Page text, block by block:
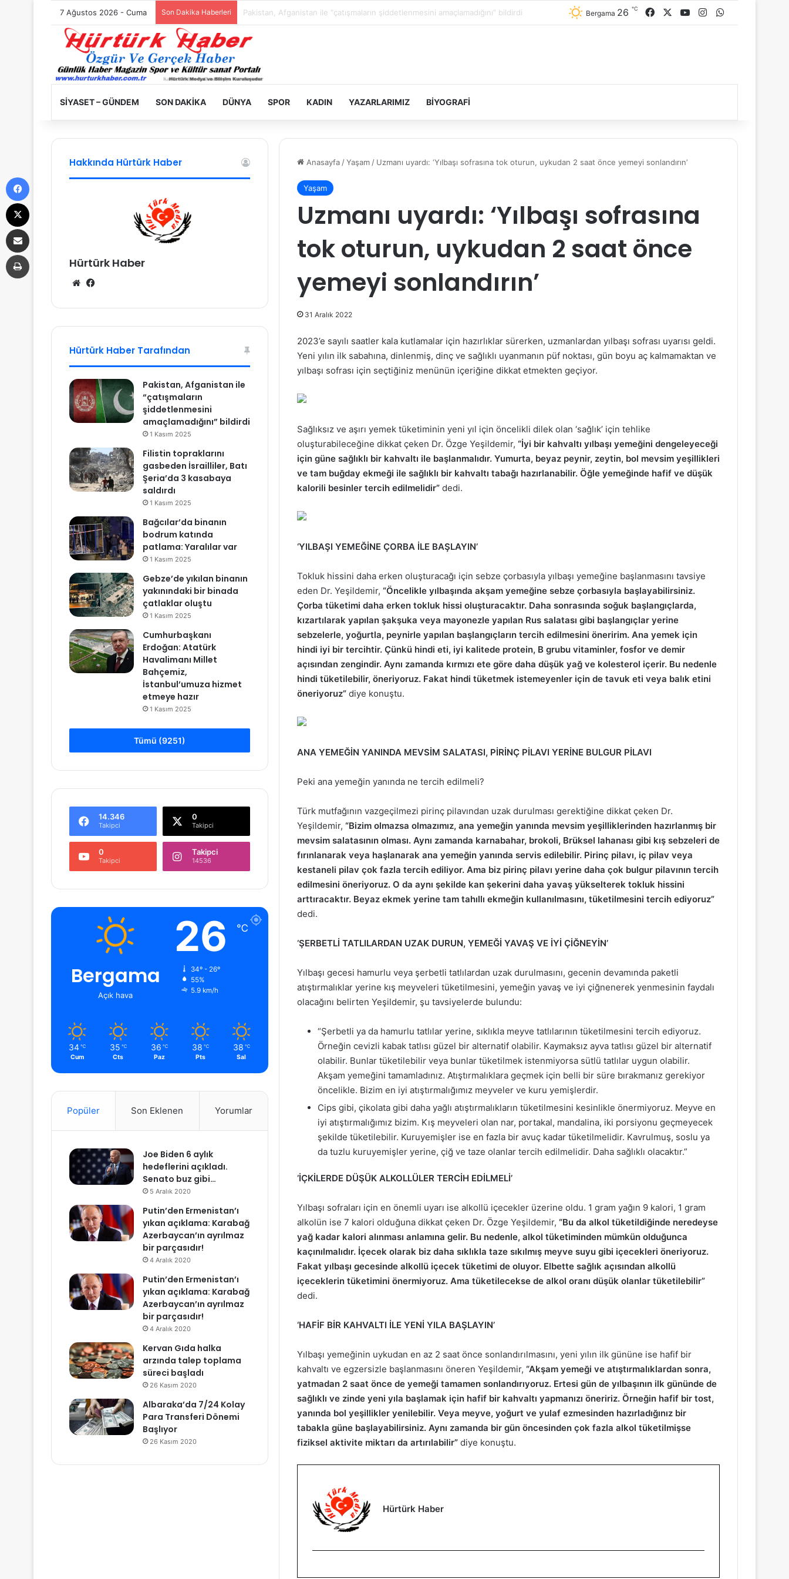
7 Ağustos 2026 - Cuma Son Dakika Haberleri Filistin topraklarını gasbeden İsrailliler, Batı Şeria’da 3 kasabaya saldırdı Bergama 26 ℃ Facebook YouTubeInstagram
SIYASET – GÜNDEM SON DAKIKA DÜNYA SPOR KADIN YAZARLARIMIZ BIYOGRAFI
Anasayfa /Yaşam / Uzmanı uyardı: ‘Yılbaşı sofrasına tok oturun, uykudan 2 saat önce yemeyi sonlandırın’
Yaşam
Uzmanı uyardı: ‘Yılbaşı sofrasına
tok oturun, uykudan 2 saat önce
yemeyi sonlandırın’
31 Aralık 2022
2023’e sayılı saatler kala kutlamalar için hazırlıklar sürerken, uzmanlardan yılbaşı sofrası uyarısı geldi.
Yeni yılın ilk sabahına, dinlenmiş, dinç ve sağlıklı uyanmanın püf noktası, gün boyu aç kalmamaktan ve
yılbaşı sofrası için seçtiğiniz menünün içeriğine dikkat etmekten geçiyor.
Sağlıksız ve aşırı yemek tüketiminin yeni yıl için öncelikli dilek olan ‘sağlık’ için tehlike
oluşturabileceğine dikkat çeken Dr. Özge Yeşildemir, “İyi bir kahvaltı yılbaşı yemeğini dengeleyeceği
için güne sağlıklı bir kahvaltı ile başlanmalıdır. Yumurta, beyaz peynir, zeytin, bol mevsim yeşillikleri
ve tam buğday ekmeği ile sağlıklı bir kahvaltı tabağı hazırlanabilir. Öğle yemeğinde hafif ve düşük
kalorili besinler tercih edilmelidir” dedi.
‘YILBAŞI YEMEĞİNE ÇORBA İLE BAŞLAYIN’
Tokluk hissini daha erken oluşturacağı için sebze çorbasıyla yılbaşı yemeğine başlanmasını tavsiye
eden Dr. Yeşildemir, “Öncelikle yılbaşında akşam yemeğine sebze çorbasıyla başlayabilirsiniz.
Çorba tüketimi daha erken tokluk hissi oluşturacaktır. Daha sonrasında soğuk başlangıçlarda,
kızartılarak yapılan şakşuka veya mayonezle yapılan Rus salatası gibi başlangıçlar yerine
sebzelerle, yoğurtla, peynirle yapılan başlangıçların tercih edilmesini öneririm. Ana yemek için
hindi iyi bir tercihtir. Çünkü hindi eti, iyi kalitede protein, B grubu vitaminler, fosfor ve demir
açısından zengindir. Aynı zamanda kırmızı ete göre daha düşük yağ ve kolesterol içerir. Bu nedenle
hindi tüketilebilir, öneriyoruz. Fakat hindi tüketmek istemeyenler için de tavuk eti veya balık etini
öneriyoruz” diye konuştu.
ANA YEMEĞİN YANINDA MEVSİM SALATASI, PİRİNÇ PİLAVI YERİNE BULGUR PİLAVI
Peki ana yemeğin yanında ne tercih edilmeli?
Türk mutfağının vazgeçilmezi pirinç pilavından uzak durulması gerektiğine dikkat çeken Dr.
Yeşildemir, “Bizim olmazsa olmazımız, ana yemeğin yanında mevsim yeşilliklerinden hazırlanmış bir
mevsim salatasının olması. Aynı zamanda karnabahar, brokoli, Brüksel lahanası gibi kış sebzeleri de
fırınlanarak veya haşlanarak ana yemeğin yanında servis edilebilir. Pirinç pilavı, iç pilav veya
kestaneli pilav çok fazla tercih ediliyor. Ama biz pirinç pilavı yerine daha çok bulgur pilavının tercih
edilmesini öneriyoruz. O da aynı şekilde kan şekerini daha yavaş yükselterek tokluk hissini
arttıracaktır. Beyaz ekmek yerine tam tahıllı ekmeğin kullanılmasını, tüketilmesini tercih ediyoruz”
dedi.
‘ŞERBETLİ TATLILARDAN UZAK DURUN, YEMEĞİ YAVAŞ VE İYİ ÇİĞNEYİN’
Yılbaşı gecesi hamurlu veya şerbetli tatlılardan uzak durulmasını, gecenin devamında paketli
atıştırmalıklar yerine kış meyveleri tüketilmesini, yemeğin yavaş ve iyi çiğnenerek yenmesinin faydalı
olacağını belirten Yeşildemir, şu tavsiyelerde bulundu:
“Şerbetli ya da hamurlu tatlılar yerine, sıklıkla meyve tatlılarının tüketilmesini tercih ediyoruz.
Örneğin cevizli kabak tatlısı güzel bir alternatif olabilir. Kaymaksız ayva tatlısı güzel bir alternatif
olabilir. Bunlar tüketilebilir veya bunlar tüketilmek istenmiyorsa sütlü tatlılar uygun olabilir.
Akşam yemeğini tamamladınız. Atıştırmalıklara geçmek için belli bir süre bırakmanız gerekiyor
öncelikle. Bizim en iyi atıştırmalığımız meyveler ve kuru yemişlerdir.
Cips gibi, çikolata gibi daha yağlı atıştırmalıkların tüketilmesini kesinlikle önermiyoruz. Meyve en
iyi atıştırmalığımız bizim. Kış meyveleri olan nar, portakal, mandalina, iki porsiyonu geçmeyecek
şekilde tüketilebilir. Kuruyemişler ise en fazla bir avuç kadar tüketilmelidir. Kavrulmuş, soslu ya
da tuzlu kuruyemişler yerine, çiğ ve taze olanlar tercih edilmelidir. Daha sağlıklı olacaktır.”
‘İÇKİLERDE DÜŞÜK ALKOLLÜLER TERCİH EDİLMELİ’
Yılbaşı sofraları için en önemli uyarı ise alkollü içecekler üzerine oldu. 1 gram yağın 9 kalori, 1 gram
alkolün ise 7 kalori olduğuna dikkat çeken Dr. Özge Yeşildemir, “Bu da alkol tüketildiğinde neredeyse
yağ kadar kalori alınması anlamına gelir. Bu nedenle, alkol tüketiminden mümkün olduğunca
kaçınılmalıdır. İçecek olarak biz daha sıklıkla taze sıkılmış meyve suyu gibi içecekleri öneriyoruz.
Fakat yılbaşı gecesinde alkollü içecek tüketimi de oluyor. Elbette sağlık açısından alkollü
içeceklerin tüketimini önermiyoruz. Ama tüketilecekse de alkol oranı düşük olanlar tüketilebilir”
dedi.
‘HAFİF BİR KAHVALTI İLE YENİ YILA BAŞLAYIN’
Yılbaşı yemeğinin uykudan en az 2 saat önce sonlandırılmasını, yeni yılın ilk gününe ise hafif bir
kahvaltı ve egzersizle başlanmasını öneren Yeşildemir, “Akşam yemeği ve atıştırmalıklardan sonra,
yatmadan 2 saat önce de yemeği tamamen sonlandırıyoruz. Ertesi gün de yılbaşının ilk gününde de
sağlıklı ve zinde yeni yıla başlamak için hafif bir kahvaltı yapmanızı öneririz. Örneğin hafif bir tost,
yanında bol yeşillikler yenilebilir. Veya meyve, yoğurt ve yulaf ezmesinden hazırladığınız bir
tabakla güne başlayabilirsiniz. Aynı zamanda bir gün öncesinden çok fazla alkol tüketilmişse
fiziksel aktivite miktarı da artırılabilir” diye konuştu.
Hürtürk Haber
Hakkında Hürtürk Haber
Hürtürk Haber
We
sit
esi
bo
ok
Hürtürk Haber Tarafından
Pakistan, Afganistan ile
“çatışmaların
şiddetlenmesini
amaçlamadığını” bildirdi
1 Kasım 2025
Filistin topraklarını
gasbeden İsrailliler, Batı
Şeria’da 3 kasabaya
saldırdı
1 Kasım 2025
Bağcılar’da binanın
bodrum katında
patlama: Yaralılar var
1 Kasım 2025
Gebze’de yıkılan binanın
yakınındaki bir binada
çatlaklar oluştu
1 Kasım 2025
Cumhurbaşkanı
Erdoğan: Atatürk
Havalimanı Millet
Bahçemiz,
İstanbul’umuza hizmet
etmeye hazır
1 Kasım 2025
Tümü (9251)
14.346
Takipci
0
Takipci
0
Takipci
Takipci
14536
Bergama
Açık hava
26 ℃
34º - 26º
55%
5.9 km/h
34 ℃
Cum
35 ℃
Cts
36 ℃
Paz
38 ℃
Pts
38 ℃
Sal
Popüler Son Eklenen Yorumlar
Joe Biden 6 aylık
hedeflerini açıkladı.
Senato buz gibi…
5 Aralık 2020
Putin’den Ermenistan’ı
yıkan açıklama: Karabağ
Azerbaycan’ın ayrılmaz
bir parçasıdır!
4 Aralık 2020
Putin’den Ermenistan’ı
yıkan açıklama: Karabağ
Azerbaycan’ın ayrılmaz
bir parçasıdır!
4 Aralık 2020
Kervan Gıda halka
arzında talep toplama
süreci başladı
26 Kasım 2020
Albaraka’da 7/24 Kolay
Para Transferi Dönemi
Başlıyor
26 Kasım 2020